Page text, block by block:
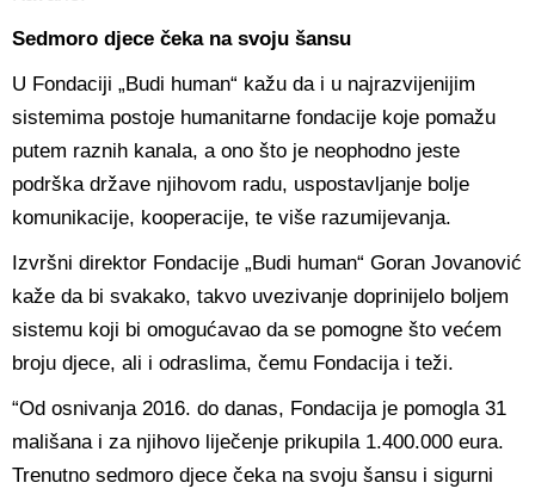
Sedmoro djece čeka na svoju šansu
U Fondaciji „Budi human“ kažu da i u najrazvijenijim
sistemima postoje humanitarne fondacije koje pomažu
putem raznih kanala, a ono što je neophodno jeste
podrška države njihovom radu, uspostavljanje bolje
komunikacije, kooperacije, te više razumijevanja.
Izvršni direktor Fondacije „Budi human“ Goran Jovanović
kaže da bi svakako, takvo uvezivanje doprinijelo boljem
sistemu koji bi omogućavao da se pomogne što većem
broju djece, ali i odraslima, čemu Fondacija i teži.
“Od osnivanja 2016. do danas, Fondacija je pomogla 31
mališana i za njihovo liječenje prikupila 1.400.000 eura.
Trenutno sedmoro djece čeka na svoju šansu i sigurni